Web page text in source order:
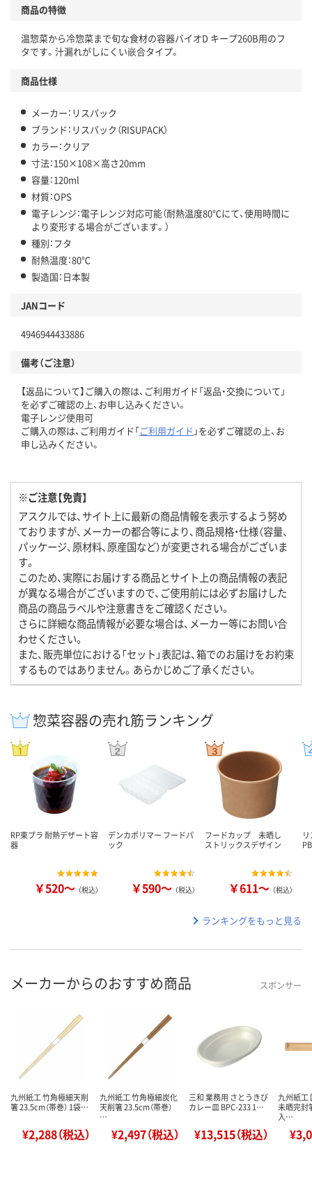
商品の特徴
温惣菜から冷惣菜まで旬な食材の容器バイオD キープ260B用のフ
タです。汁漏れがしにくい嵌合タイプ。
商品仕様
メーカー：リスパック
ブランド：リスパック（RISUPACK）
カラー：クリア
寸法：150×108×高さ20mm
容量：120ml
材質：OPS
電子レンジ：電子レンジ対応可能（耐熱温度80℃にて、使用時間に
より変形する場合がございます。）
種別：フタ
耐熱温度：80℃
製造国：日本製
JANコード
4946944433886
備考（ご注意）
【返品について】ご購入の際は、ご利用ガイド「返品・交換について」
を必ずご確認の上、お申し込みください。
電子レンジ使用可
ご購入の際は、ご利用ガイド「ご利用ガイド 」を必ずご確認の上、お
申し込みください。
※ご注意【免責】
アスクルでは、サイト上に最新の商品情報を表示するよう努め
ておりますが、メーカーの都合等により、商品規格・仕様（容量、
パッケージ、原材料、原産国など）が変更される場合がございま
す。
このため、実際にお届けする商品とサイト上の商品情報の表記
が異なる場合がございますので、ご使用前には必ずお届けした
商品の商品ラベルや注意書きをご確認ください。
さらに詳細な商品情報が必要な場合は、メーカー等にお問い合
わせください。
また、販売単位における「セット」表記は、箱でのお届けをお約束
するものではありません。あらかじめご了承ください。
惣菜容器の売れ筋ランキング
RP東プラ 耐熱デザート容
器
￥520～ （税込）
デンカポリマー フードパ
ック
￥590～ （税込）
フードカップ 未晒し
ストリックスデザイン
￥611～ （税込）
ランキングをもっと見る
メーカーからのおすすめ商品 スポンサー
九州紙工 竹角極細天削
箸 23.5cm（帯巻） 1袋…
¥2,288（税込）
九州紙工 竹角極細炭化
天削箸 23.5cm（帯巻）
…
¥2,497（税込）
三和 業務用 さとうきび
カレー皿 BPC-233 1…
¥13,515（税込）
九州紙工
未晒完封
入…